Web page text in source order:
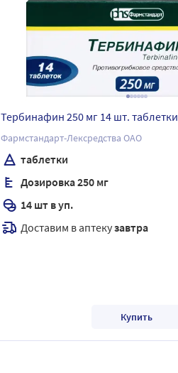
Тербинафин 250 мг 14 шт. таблетки
Фармстандарт-Лексредства ОАО
таблетки
Дозировка 250 мг
14 шт в уп.
Доставим в аптекузавтра
Купить